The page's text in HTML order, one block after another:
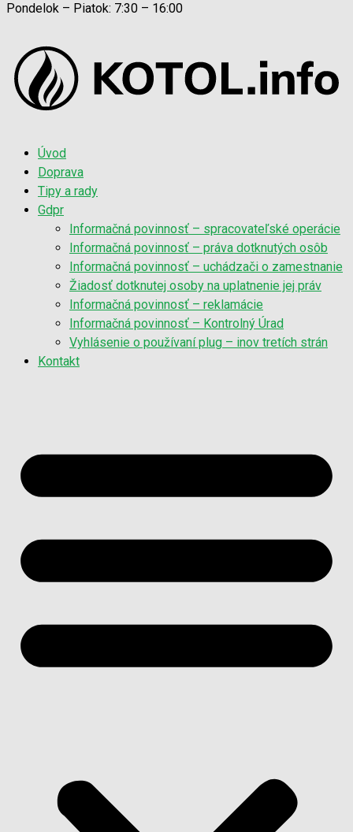
Pondelok – Piatok: 7:30 – 16:00
Úvod
Doprava
Tipy a rady
Gdpr
Informačná povinnosť – spracovateľské operácie
Informačná povinnosť – práva dotknutých osôb
Informačná povinnosť – uchádzači o zamestnanie
Žiadosť dotknutej osoby na uplatnenie jej práv
Informačná povinnosť – reklamácie
Informačná povinnosť – Kontrolný Úrad
Vyhlásenie o používaní plug – inov tretích strán
Kontakt